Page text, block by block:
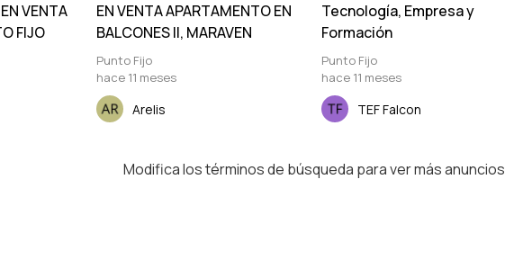
VENTA
FIJO
EN VENTA APARTAMENTO EN
BALCONES II, MARAVEN
Punto Fijo
hace 11 meses
Arelis
Tecnología, Empresa y
Formación
Punto Fijo
hace 11 meses
TEF Falcon
Modifica los términos de búsqueda para ver más anuncios